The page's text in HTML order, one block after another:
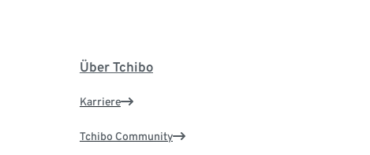
Über Tchibo
Karriere
Tchibo Community